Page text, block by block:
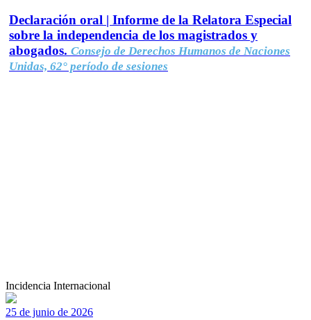
Declaración oral | Informe de la Relatora Especial
sobre la independencia de los magistrados y
abogados. Consejo de Derechos Humanos de Naciones
Unidas, 62° período de sesiones
Incidencia Internacional
25 de junio de 2026